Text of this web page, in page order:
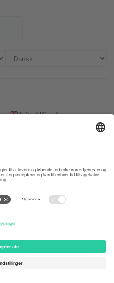
United Kingdom
167 City Road, London, Greater
Switzerland
Building A1, Office 302, Dubai,